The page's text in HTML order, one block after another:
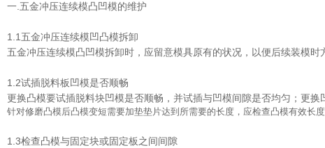
一.五金冲压连续模凸凹模的维护
1.1五金冲压连续模凹凸模拆卸
五金冲压连续模凸凹模拆卸时，应留意模具原有的状况，以便后续装模
1.2试插脱料板凹模是否顺畅
更换凸模要试插脱料块凹模是否顺畅，并试插与凹模间隙是否均匀；更换
针对修磨凸模后凸模变短需要加垫垫片达到所需要的长度，应检查凸模有效长
1.3检查凸模与固定块或固定板之间间隙